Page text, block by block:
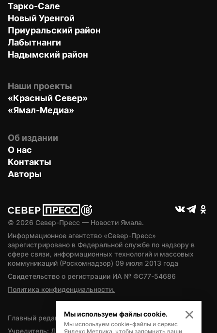
Тарко-Сале
Новый Уренгой
Приуральский район
Лабытнанги
Надымский район
Наши проекты
«Красный Север»
«Ямал-Медиа»
Об издании
О нас
Контакты
Авторы
© 2026 Север-Пресс — Новости Ямала.
Информационное агентство «Север-Пресс»
зарегистрировано в Федеральной службе по надзору в
сфере связи, информационных технологий и массовых
коммуникаций (Роскомнадзор) 09 июля 2013 года
Свидетельство о регистрации ИА № ФС77-54686
Политика конфиденциальности.
Главный редактор — А.Л. Поздеев
Учредитель: Департамент внутренней политики Ямало-
Мы используем файлы cookie.
Мы используем cookie-файлы и сервис
Яндекс.Метрика, чтобы запомнить ваши